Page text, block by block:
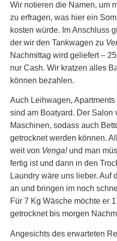
Wir notieren die Namen, um
zu erfragen, was hier ein
kosten würde. Im Anschluss
der wir den Tankwagen zu
Nachmittag wird geliefert –
nur Cash. Wir kratzen alles
können bezahlen.
Auch Leihwagen,
sind am Boatyard. Der Salon
Maschinen, sodass auch
getrocknet werden können.
weit von Venga!und man
fertig ist und dann in den
Laundry wäre uns lieber. Auf
an und bringen im noch
Für 7 Kg Wäsche möchte er
getrocknet bis morgen
Angesichts des erwarteten